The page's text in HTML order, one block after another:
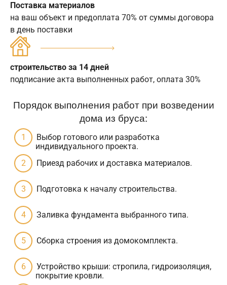
Поставка материалов
на ваш объект и предоплата 70% от суммы договора
в день поставки
строительство за 14 дней
подписание акта выполненных работ, оплата 30%
Порядок выполнения работ при возведении
дома из бруса:
Выбор готового или разработка
индивидуального проекта.
Приезд рабочих и доставка материалов.
Подготовка к началу строительства.
Заливка фундамента выбранного типа.
Сборка строения из домокомплекта.
Устройство крыши: стропила, гидроизоляция,
покрытие кровли.